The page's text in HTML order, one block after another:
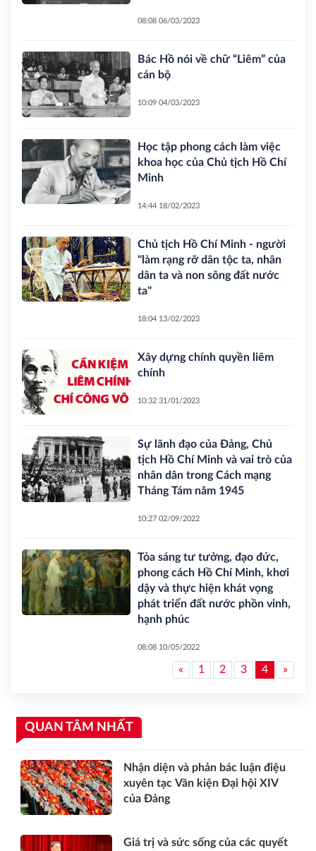
08:08 06/03/2023
Bác Hồ nói về chữ “Liêm” của
cán bộ
10:09 04/03/2023
Học tập phong cách làm việc
khoa học của Chủ tịch Hồ Chí
Minh
14:44 18/02/2023
Chủ tịch Hồ Chí Minh - người
"làm rạng rỡ dân tộc ta, nhân
dân ta và non sông đất nước
ta"
18:04 13/02/2023
Xây dựng chính quyền liêm
chính
10:32 31/01/2023
Sự lãnh đạo của Đảng, Chủ
tịch Hồ Chí Minh và vai trò của
nhân dân trong Cách mạng
Tháng Tám năm 1945
10:27 02/09/2022
Tỏa sáng tư tưởng, đạo đức,
phong cách Hồ Chí Minh, khơi
dậy và thực hiện khát vọng
phát triển đất nước phồn vinh,
hạnh phúc
08:08 10/05/2022
« 1 2 3 4 »
QUAN TÂM NHẤT
Nhận diện và phản bác luận điệu
xuyên tạc Văn kiện Đại hội XIV
của Đảng
Giá trị và sức sống của các quyết